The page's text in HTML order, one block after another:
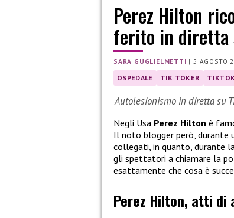
Perez Hilton
ferito in diretta
SARA GUGLIELMETTI | 5 AGOSTO
OSPEDALE TIK TOKER TIKTOK
Autolesionismo in diretta su
Negli Usa Perez Hilton è
Il noto blogger però,
collegati, in quanto, durante
gli spettatori a chiamare la
esattamente che cosa è
Perez Hilton, atti di